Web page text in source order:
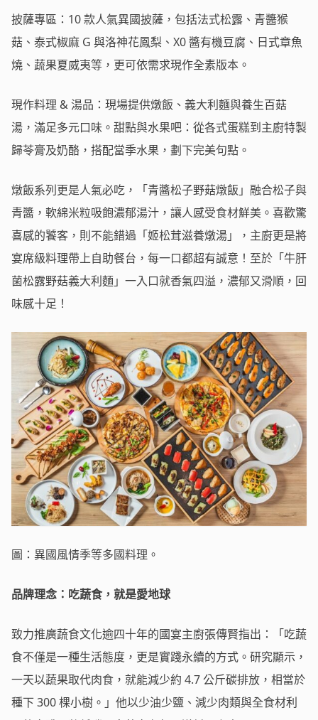
披薩專區：10 款人氣異國披薩，包括法式松露、青醬猴
菇、泰式椒麻 G 與洛神花鳳梨、X0 醬有機豆腐、日式章魚
燒、蔬果夏威夷等，更可依需求現作全素版本。
現作料理 & 湯品：現場提供燉飯、義大利麵與養生百菇
湯，滿足多元口味。甜點與水果吧：從各式蛋糕到主廚特製
歸苓膏及奶酪，搭配當季水果，劃下完美句點。
燉飯系列更是人氣必吃，「青醬松子野菇燉飯」融合松子與
青醬，軟綿米粒吸飽濃郁湯汁，讓人感受食材鮮美。喜歡驚
喜感的饕客，則不能錯過「姬松茸滋養燉湯」，主廚更是將
宴席級料理帶上自助餐台，每一口都超有誠意！至於「牛肝
菌松露野菇義大利麵」一入口就香氣四溢，濃郁又滑順，回
味感十足！
圖：異國風情季等多國料理。
品牌理念：吃蔬食，就是愛地球
致力推廣蔬食文化逾四十年的國宴主廚張傳賢指出：「吃蔬
食不僅是一種生活態度，更是實踐永續的方式。研究顯示，
一天以蔬果取代肉食，就能減少約 4.7 公斤碳排放，相當於
種下 300 棵小樹。」他以少油少鹽、減少肉類與全食材利